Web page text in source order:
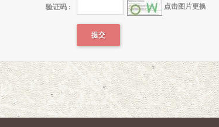
验证码 : 点击图片更换